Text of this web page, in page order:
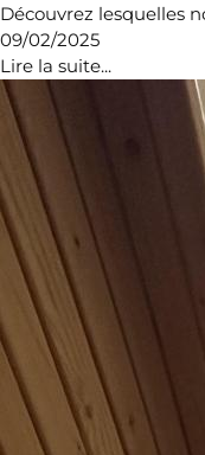
Découvrez lesquelles
09/02/2025
Lire la suite...